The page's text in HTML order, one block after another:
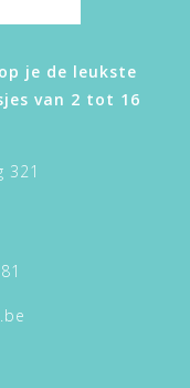
je de leukste
van 2 tot 16
321